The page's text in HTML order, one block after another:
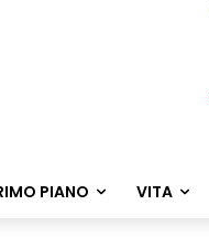
PIANO VITA